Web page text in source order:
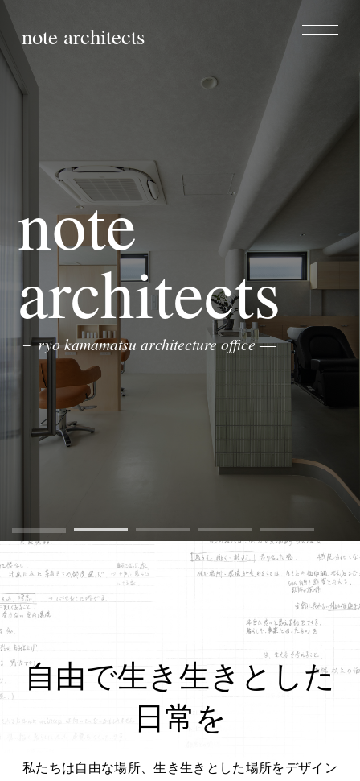
note architects
note
architects
－ ryo kamamatsu architecture office ―
自由で生き生きとした
日常を
私たちは自由な場所、生き生きとした場所をデザイン